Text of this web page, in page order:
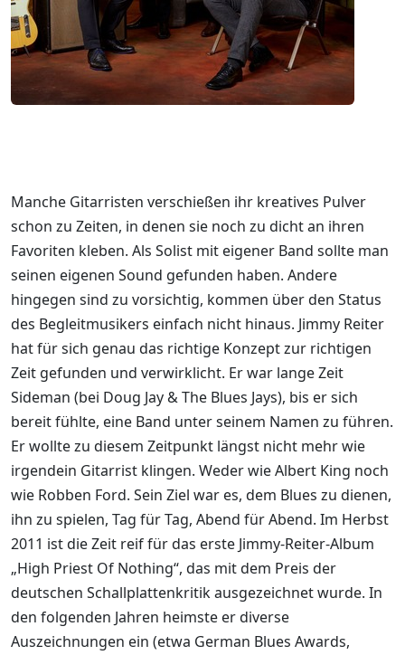
Manche Gitarristen verschießen ihr kreatives Pulver
schon zu Zeiten, in denen sie noch zu dicht an ihren
Favoriten kleben. Als Solist mit eigener Band sollte man
seinen eigenen Sound gefunden haben. Andere
hingegen sind zu vorsichtig, kommen über den Status
des Begleitmusikers einfach nicht hinaus. Jimmy Reiter
hat für sich genau das richtige Konzept zur richtigen
Zeit gefunden und verwirklicht. Er war lange Zeit
Sideman (bei Doug Jay & The Blues Jays), bis er sich
bereit fühlte, eine Band unter seinem Namen zu führen.
Er wollte zu diesem Zeitpunkt längst nicht mehr wie
irgendein Gitarrist klingen. Weder wie Albert King noch
wie Robben Ford. Sein Ziel war es, dem Blues zu dienen,
ihn zu spielen, Tag für Tag, Abend für Abend. Im Herbst
2011 ist die Zeit reif für das erste Jimmy-Reiter-Album
„High Priest Of Nothing“, das mit dem Preis der
deutschen Schallplattenkritik ausgezeichnet wurde. In
den folgenden Jahren heimste er diverse
Auszeichnungen ein (etwa German Blues Awards,